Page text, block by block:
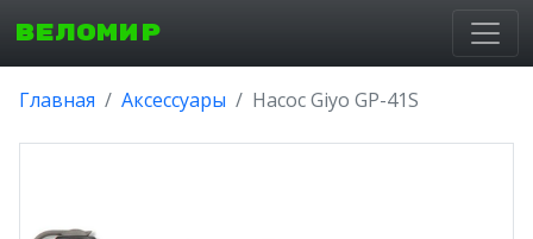
ВЕЛОМИР
Главная Аксессуары Насос Giyo GP-41S